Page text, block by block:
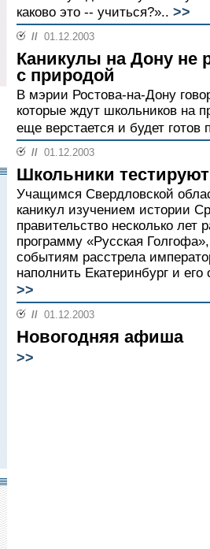
каково это -- учиться?».. >>
// 01.12.2003
Каникулы на Дону не
с природой
В мэрии Ростова-на-Дону
которые ждут школьников на
еще верстается и будет
// 01.12.2003
Школьники
Учащимся Свердловской
каникул изучением истории
правительство несколько лет
программу «Русская
событиям расстрела
наполнить Екатеринбург и
>>
// 01.12.2003
Новогодняя афиша
>>